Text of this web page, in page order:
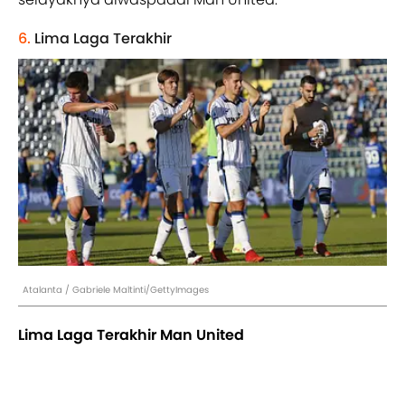
6. Lima Laga Terakhir
Atalanta / Gabriele Maltinti/GettyImages
Lima Laga Terakhir Man United